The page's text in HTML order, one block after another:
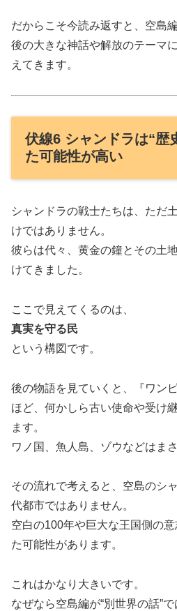
だからこそ今読み返すと、空島
後の大きな神話や解放のテーマ
えてきます。
伏線6 シャンドラは“歴
た可能性が高い
シャンドラの戦士たちは、ただ
けではありません。
彼らは代々、黄金の鐘とその土
けてきました。
ここで見えてくるのは、
真実を守る民
という構図です。
後の物語を見ていくと、『ワン
ほど、何かしら古い使命や受け
ます。
ワノ国、魚人島、ゾウなどはま
その流れで考えると、空島のシ
代都市ではありません。
空白の100年や巨大な王国側の
た可能性があります。
これはかなり大きいです。
なぜなら空島編が“別世界の話”